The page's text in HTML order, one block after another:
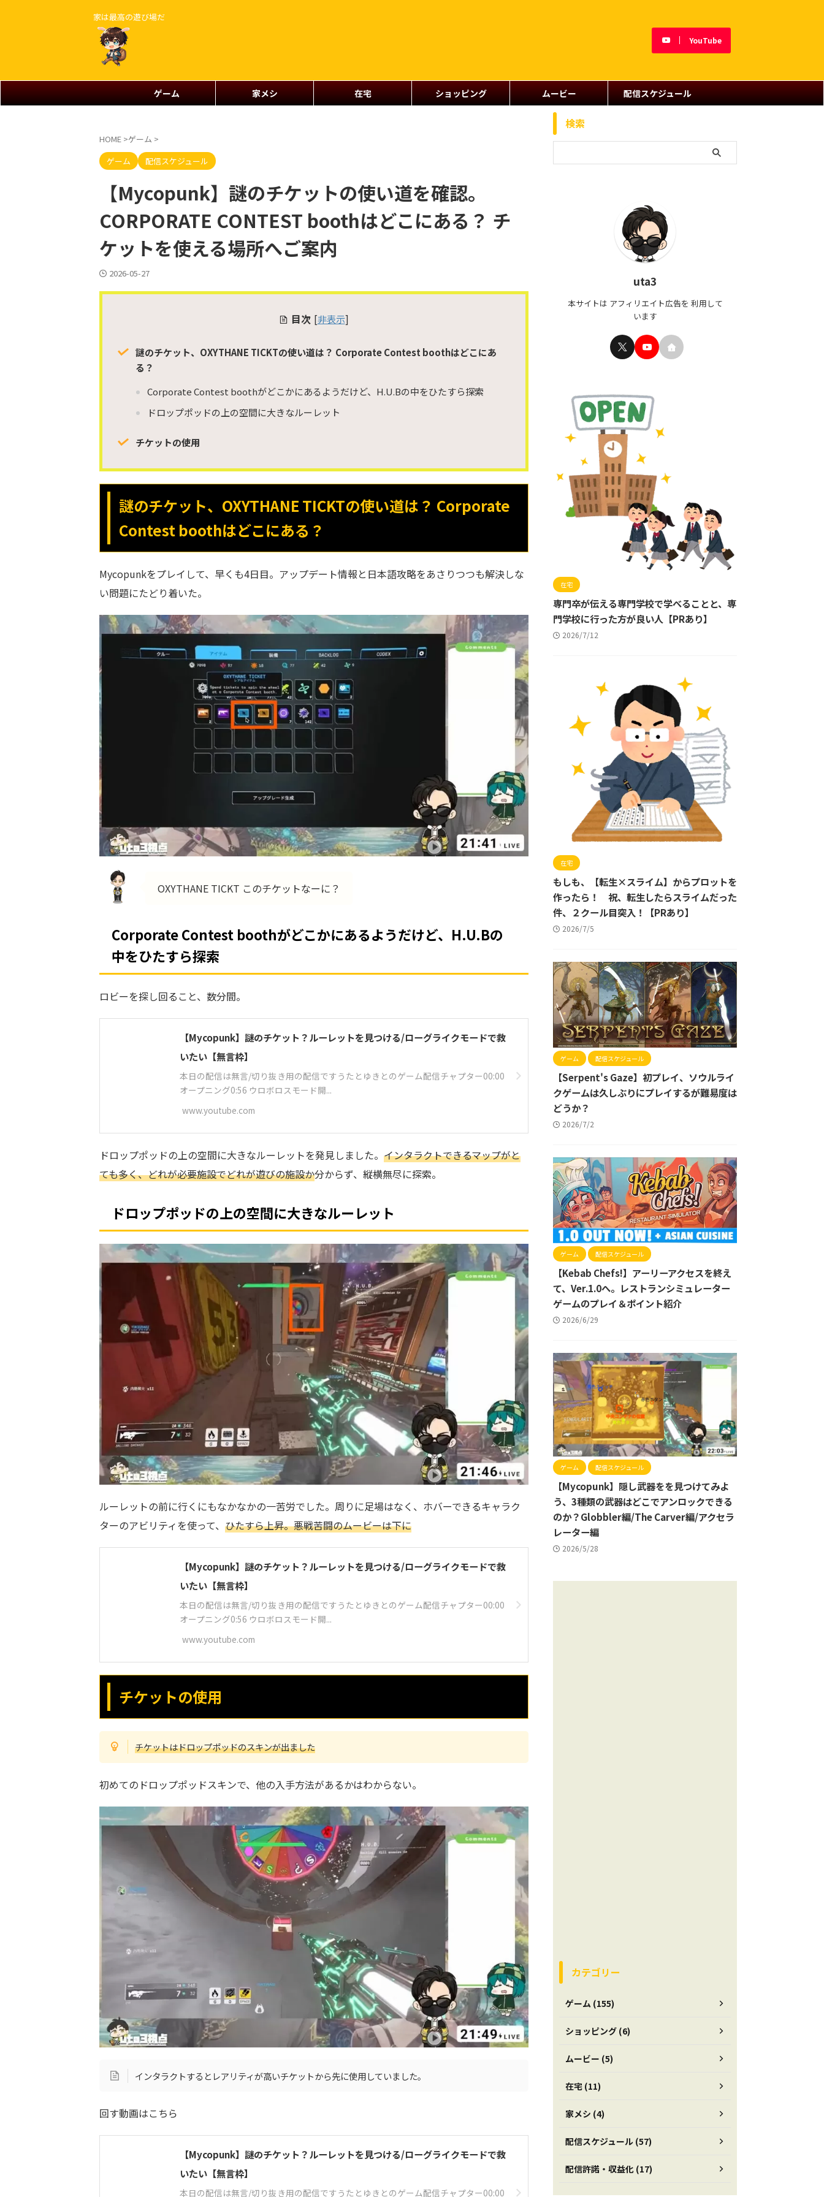
家は最高の遊び場だ
YouTube
ゲーム 家メシ 在宅 ショッピング ムービー 配信スケジュール
HOME >ゲーム >
ゲーム
配信スケジュール
【Mycopunk】謎のチケットの使い道を確認。
CORPORATE CONTEST boothはどこにある？ チ
ケットを使える場所へご案内
2026-05-27
目次 [非表示]
謎のチケット、OXYTHANE TICKTの使い道は？ Corporate Contest boothはどこにあ
る？
Corporate Contest boothがどこかにあるようだけど、H.U.Bの中をひたすら探索
ドロップポッドの上の空間に大きなルーレット
チケットの使用
謎のチケット、OXYTHANE TICKTの使い道は？ Corporate
Contest boothはどこにある？
Mycopunkをプレイして、早くも4日目。アップデート情報と日本語攻略をあさりつつも解決しな
い問題にたどり着いた。
OXYTHANE TICKT このチケットなーに？
Corporate Contest boothがどこかにあるようだけど、H.U.Bの
中をひたすら探索
ロビーを探し回ること、数分間。
【Mycopunk】謎のチケット？ルーレットを見つける/ローグライクモードで救
いたい【無言枠】
本日の配信は無言/切り抜き用の配信ですうたとゆきとのゲーム配信チャプター00:00
オープニング0:56 ウロボロスモード開...
www.youtube.com
ドロップポッドの上の空間に大きなルーレットを発見しました。 インタラクトできるマップがと
ても多く、どれが必要施設でどれが遊びの施設か分からず、縦横無尽に探索。
ドロップポッドの上の空間に大きなルーレット
ルーレットの前に行くにもなかなかの一苦労でした。周りに足場はなく、ホバーできるキャラク
ターのアビリティを使って、 ひたすら上昇。悪戦苦闘のムービーは下に
【Mycopunk】謎のチケット？ルーレットを見つける/ローグライクモードで救
いたい【無言枠】
本日の配信は無言/切り抜き用の配信ですうたとゆきとのゲーム配信チャプター00:00
オープニング0:56 ウロボロスモード開...
www.youtube.com
チケットの使用
チケットはドロップポッドのスキンが出ました
初めてのドロップポッドスキンで、他の入手方法があるかはわからない。
インタラクトするとレアリティが高いチケットから先に使用していました。
回す動画はこちら
【Mycopunk】謎のチケット？ルーレットを見つける/ローグライクモードで救
いたい【無言枠】
本日の配信は無言/切り抜き用の配信ですうたとゆきとのゲーム配信チャプター00:00
検索
uta3
本サイトは アフィリエイト広告を 利用して
います
在宅
専門卒が伝える専門学校で学べることと、専
門学校に行った方が良い人【PRあり】
2026/7/12
在宅
もしも、【転生×スライム】からプロットを
作ったら！ 祝、転生したらスライムだった
件、２クール目突入！【PRあり】
2026/7/5
ゲーム 配信スケジュール
【Serpent's Gaze】初プレイ、ソウルライ
クゲームは久しぶりにプレイするが難易度は
どうか？
2026/7/2
ゲーム 配信スケジュール
【Kebab Chefs!】アーリーアクセスを終え
て、Ver.1.0へ。レストランシミュレーター
ゲームのプレイ＆ポイント紹介
2026/6/29
ゲーム 配信スケジュール
【Mycopunk】隠し武器をを見つけてみよ
う、3種類の武器はどこでアンロックできる
のか？Globbler編/The Carver編/アクセラ
レーター編
2026/5/28
カテゴリー
ゲーム (155)
ショッピング (6)
ムービー (5)
在宅 (11)
家メシ (4)
配信スケジュール (57)
配信許諾・収益化 (17)